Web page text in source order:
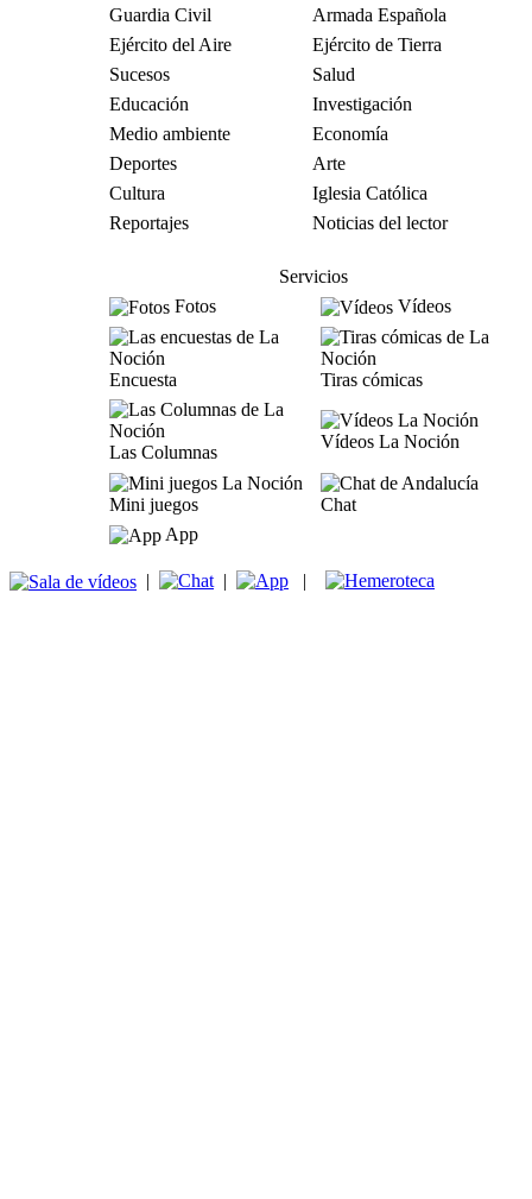
Guardia Civil
Armada Española
Ejército del Aire
Ejército de Tierra
Sucesos
Salud
Educación
Investigación
Medio ambiente
Economía
Deportes
Arte
Cultura
Iglesia Católica
Reportajes
Noticias del lector
Servicios
Fotos
Vídeos
Encuesta Tiras cómicas
Las Columnas
Vídeos La Noción
Mini juegos
Chat
App
| | |